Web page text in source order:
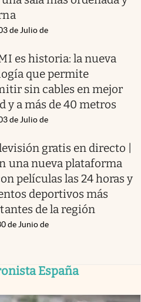
de Julio de
es historia: la nueva
que permite
sin cables en mejor
y a más de 40 metros
de Julio de
gratis en directo |
una nueva plataforma
películas las 24 horas y
deportivos más
de la región
de Junio de
España